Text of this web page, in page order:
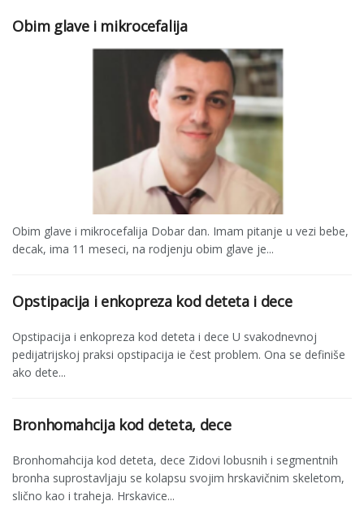
Obim glave i mikrocefalija
Obim glave i mikrocefalija Dobar dan. Imam pitanje u vezi bebe,
decak, ima 11 meseci, na rodjenju obim glave je...
Opstipacija i enkopreza kod deteta i dece
Opstipacija i enkopreza kod deteta i dece U svakodnevnoj
pedijatrijskoj praksi opstipacija ie čest pro­blem. Ona se definiše
ako dete...
Bronhomahcija kod deteta, dece
Bronhomahcija kod deteta, dece Zidovi lobusnih i segmentnih
bronha suprostavljaju se kolapsu svojim hrskavičnim skeletom,
slično kao i traheja. Hrskavice...